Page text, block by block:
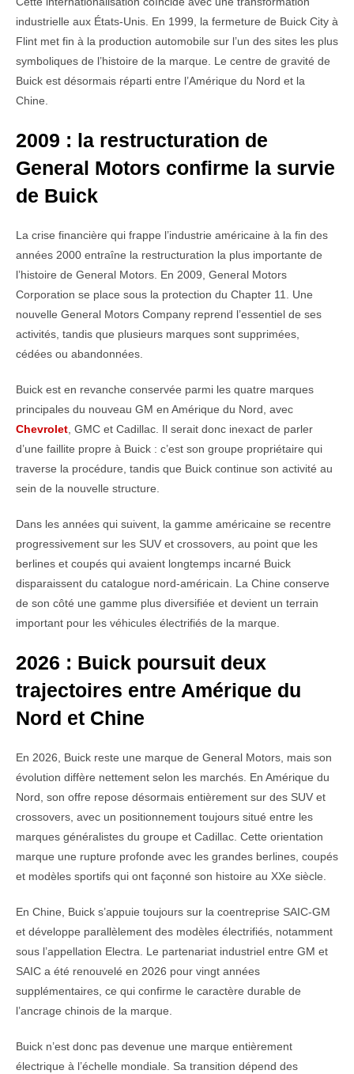
industrielle aux États-Unis. En 1999, la fermeture de Buick City à
Flint met fin à la production automobile sur l’un des sites les plus
symboliques de l’histoire de la marque. Le centre de gravité de
Buick est désormais réparti entre l’Amérique du Nord et la
Chine.
2009 : la restructuration de
General Motors confirme la survie
de Buick
La crise financière qui frappe l’industrie américaine à la fin des
années 2000 entraîne la restructuration la plus importante de
l’histoire de General Motors. En 2009, General Motors
Corporation se place sous la protection du Chapter 11. Une
nouvelle General Motors Company reprend l’essentiel de ses
activités, tandis que plusieurs marques sont supprimées,
cédées ou abandonnées.
Buick est en revanche conservée parmi les quatre marques
principales du nouveau GM en Amérique du Nord, avec
Chevrolet, GMC et Cadillac. Il serait donc inexact de parler
d’une faillite propre à Buick : c’est son groupe propriétaire qui
traverse la procédure, tandis que Buick continue son activité au
sein de la nouvelle structure.
Dans les années qui suivent, la gamme américaine se recentre
progressivement sur les SUV et crossovers, au point que les
berlines et coupés qui avaient longtemps incarné Buick
disparaissent du catalogue nord-américain. La Chine conserve
de son côté une gamme plus diversifiée et devient un terrain
important pour les véhicules électrifiés de la marque.
2026 : Buick poursuit deux
trajectoires entre Amérique du
Nord et Chine
En 2026, Buick reste une marque de General Motors, mais son
évolution diffère nettement selon les marchés. En Amérique du
Nord, son offre repose désormais entièrement sur des SUV et
crossovers, avec un positionnement toujours situé entre les
marques généralistes du groupe et Cadillac. Cette orientation
marque une rupture profonde avec les grandes berlines, coupés
et modèles sportifs qui ont façonné son histoire au XXe siècle.
En Chine, Buick s’appuie toujours sur la coentreprise SAIC-GM
et développe parallèlement des modèles électrifiés, notamment
sous l’appellation Electra. Le partenariat industriel entre GM et
SAIC a été renouvelé en 2026 pour vingt années
supplémentaires, ce qui confirme le caractère durable de
l’ancrage chinois de la marque.
Buick n’est donc pas devenue une marque entièrement
électrique à l’échelle mondiale. Sa transition dépend des